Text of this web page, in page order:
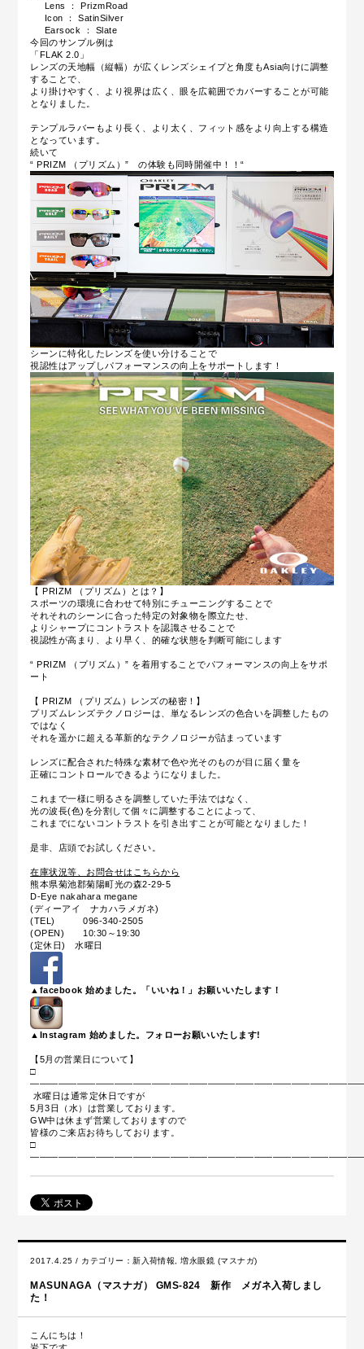
Lens ： PrizmRoad
Icon ： SatinSilver
Earsock ： Slate
今回のサンプル例は
「FLAK 2.0」
レンズの天地幅（縦幅）が広くレンズシェイプと角度もAsia向けに調整
することで、
より掛けやすく、より視界は広く、眼を広範囲でカバーすることが可能
となりました。
テンプルラバーもより長く、より太く、フィット感をより向上する構造
となっています。
続いて
“ PRIZM （プリズム）” の体験も同時開催中！！“
シーンに特化したレンズを使い分けることで
視認性はアップしパフォーマンスの向上をサポートします！
【 PRIZM （プリズム）とは？】
スポーツの環境に合わせて特別にチューニングすることで
それそれのシーンに合った特定の対象物を際立たせ、
よりシャープにコントラストを認識させることで
視認性が高まり、より早く、的確な状態を判断可能にします
“ PRIZM （プリズム）” を着用することでパフォーマンスの向上をサポ
ート
【 PRIZM （プリズム）レンズの秘密！】
プリズムレンズテクノロジーは、単なるレンズの色合いを調整したもの
ではなく
それを遥かに超える革新的なテクノロジーが詰まっています
レンズに配合された特殊な素材で色や光そのものが目に届く量を
正確にコントロールできるようになりました。
これまで一様に明るさを調整していた手法ではなく、
光の波長(色)を分割して個々に調整することによって、
これまでにないコントラストを引き出すことが可能となりました！
是非、店頭でお試しください。
在庫状況等、お問合せはこちらから
熊本県菊池郡菊陽町光の森2-29-5
D-Eye nakahara megane
(ディーアイ ナカハラメガネ)
(TEL) 096-340-2505
(OPEN) 10:30～19:30
(定休日) 水曜日
▲facebook 始めました。「いいね！」お願いいたします！
▲Instagram 始めました。フォローお願いいたします!
【5月の営業日について】
□
水曜日は通常定休日ですが
5月3日（水）は営業しております。
GW中は休まず営業しておりますので
皆様のご来店お待ちしております。
□
2017.4.25 / カテゴリー：新入荷情報,増永眼鏡 (マスナガ)
MASUNAGA（マスナガ） GMS-824 新作 メガネ入荷しまし
た！
こんにちは！